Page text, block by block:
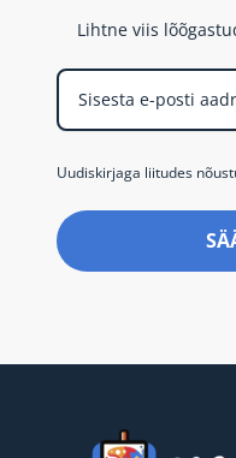
Lihtne viis
Uudiskirjaga liitudes